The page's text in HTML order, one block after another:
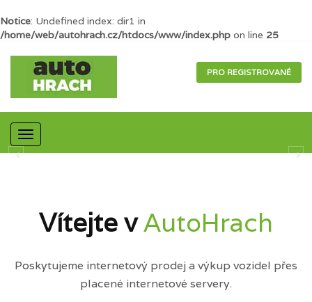
Notice: Undefined index: dir1 in
/home/web/autohrach.cz/htdocs/www/index.php on line 25
PRO REGISTROVANÉ
Mobilní
navigace
Vítejte vAutoHrach
Poskytujeme internetový prodej a výkup vozidel přes
placené internetové servery.